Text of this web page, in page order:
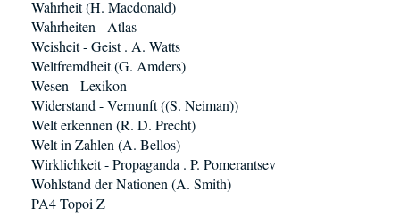
Wahrheit (H. Macdonald)
Wahrheiten - Atlas
Weisheit - Geist . A. Watts
Weltfremdheit (G. Amders)
Wesen - Lexikon
Widerstand - Vernunft ((S. Neiman))
Welt erkennen (R. D. Precht)
Welt in Zahlen (A. Bellos)
Wirklichkeit - Propaganda . P. Pomerantsev
Wohlstand der Nationen (A. Smith)
PA4 Topoi Z